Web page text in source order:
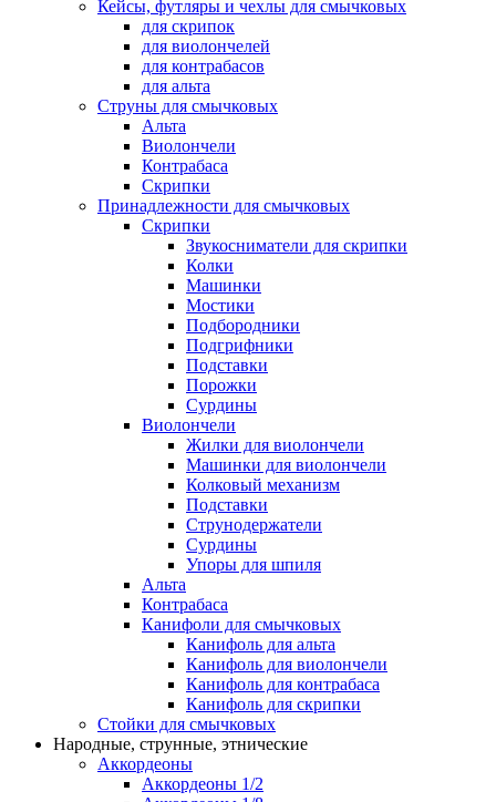
Кейсы, футляры и чехлы для смычковых
для скрипок
для виолончелей
для контрабасов
для альта
Струны для смычковых
Альта
Виолончели
Контрабаса
Скрипки
Принадлежности для смычковых
Скрипки
Звукосниматели для скрипки
Колки
Машинки
Мостики
Подбородники
Подгрифники
Подставки
Порожки
Сурдины
Виолончели
Жилки для виолончели
Машинки для виолончели
Колковый механизм
Подставки
Струнодержатели
Сурдины
Упоры для шпиля
Альта
Контрабаса
Канифоли для смычковых
Канифоль для альта
Канифоль для виолончели
Канифоль для контрабаса
Канифоль для скрипки
Стойки для смычковых
Народные, струнные, этнические
Аккордеоны
Аккордеоны 1/2